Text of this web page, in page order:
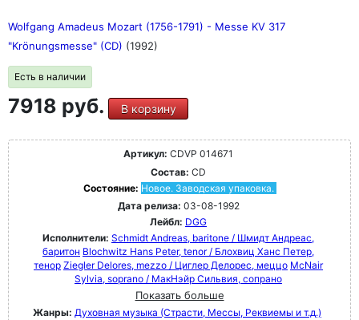
Wolfgang Amadeus Mozart (1756-1791) - Messe KV 317
"Krönungsmesse" (CD) (1992)
Есть в наличии
7918 руб. В корзину
Артикул: CDVP 014671
Состав: CD
Состояние: Новое. Заводская упаковка.
Дата релиза: 03-08-1992
Лейбл: DGG
Исполнители: Schmidt Andreas, baritone / Шмидт Андреас,
баритон Blochwitz Hans Peter, tenor / Блохвиц Ханс Петер,
тенор Ziegler Delores, mezzo / Циглер Делорес, меццо McNair
Sylvia, soprano / МакНэйр Сильвия, сопрано
Показать больше
Жанры: Духовная музыка (Страсти, Мессы, Реквиемы и т.д.)